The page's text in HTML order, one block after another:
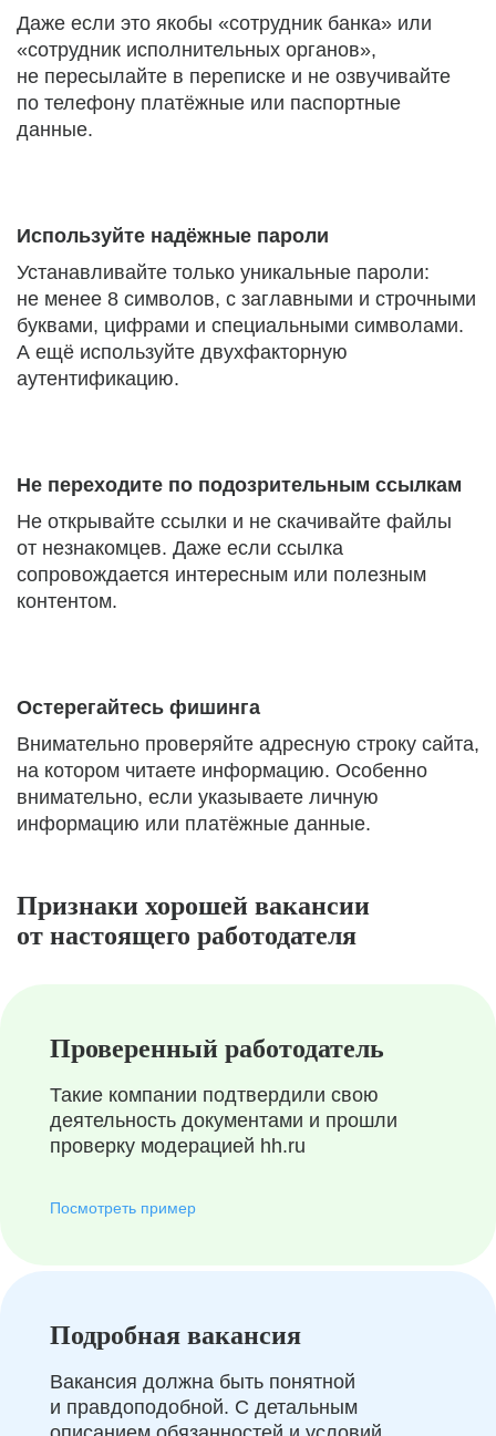
Даже если это якобы «сотрудник банка» или
«сотрудник исполнительных органов»,
не пересылайте в переписке и не озвучивайте
по телефону платёжные или паспортные
данные.
Используйте надёжные пароли
Устанавливайте только уникальные пароли:
не менее 8 символов, с заглавными и строчными
буквами, цифрами и специальными символами.
А ещё используйте двухфакторную
аутентификацию.
Не переходите по подозрительным ссылкам
Не открывайте ссылки и не скачивайте файлы
от незнакомцев. Даже если ссылка
сопровождается интересным или полезным
контентом.
Остерегайтесь фишинга
Внимательно проверяйте адресную строку сайта,
на котором читаете информацию. Особенно
внимательно, если указываете личную
информацию или платёжные данные.
Признаки хорошей вакансии
от настоящего работодателя
Проверенный работодатель
Такие компании подтвердили свою
деятельность документами и прошли
проверку модерацией hh.ru
Посмотреть пример
Подробная вакансия
Вакансия должна быть понятной
и правдоподобной. С детальным